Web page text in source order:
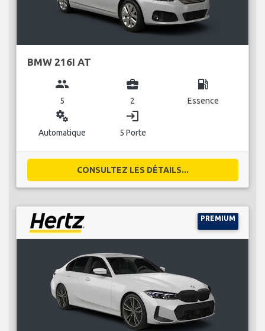
BMW 216I AT
group
5
business_center
2
local_gas_station
Essence
miscellaneous_services
Automatique
login
5 Porte
CONSULTEZ LES DÉTAILS...
PREMIUM